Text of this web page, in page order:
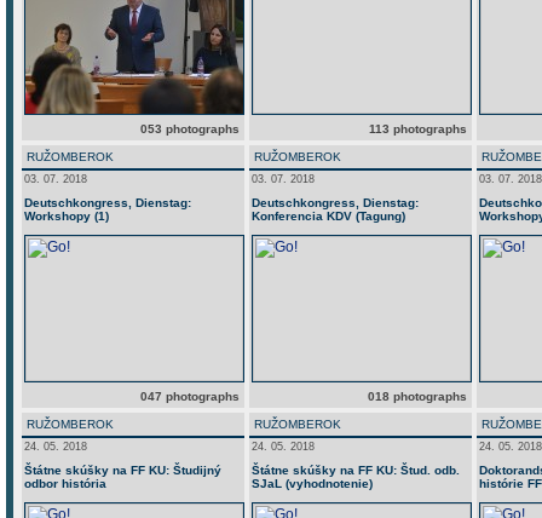
053 photographs 113 photographs
RUŽOMBEROK
03. 07. 2018
Deutschkongress, Dienstag:
Workshopy (1)
047 photographs
RUŽOMBEROK
03. 07. 2018
Deutschkongress, Dienstag:
Konferencia KDV (Tagung)
018 photographs
03. 07. 2018
RUŽOMBEROK
24. 05. 2018
Štátne skúšky na FF KU: Študijný
odbor história
RUŽOMBEROK
24. 05. 2018
Štátne skúšky na FF KU: Štud. odb.
SJaL (vyhodnotenie)
24. 05. 2018
histórie